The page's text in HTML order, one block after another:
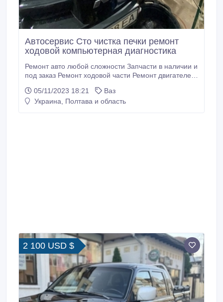
Автосервис Сто чистка печки ремонт
ходовой компьютерная диагностика
Ремонт авто любой сложности Запчасти в наличии и
под заказ Ремонт ходовой части Ремонт двигателей
Сайлентблоков Замена масла Мкпп Акпп Полное
ТО Замена сцепления Замена сальников
05/11/2023 18:21
Ваз
Украина, Полтава и область
2 100 USD $